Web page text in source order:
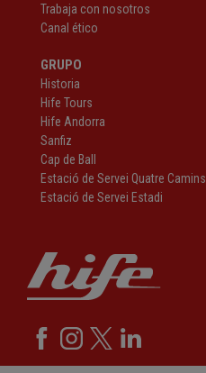
Trabaja con nosotros
Canal ético
GRUPO
Historia
Hife Tours
Hife Andorra
Sanfiz
Cap de Ball
Estació de Servei Quatre Camins
Estació de Servei Estadi